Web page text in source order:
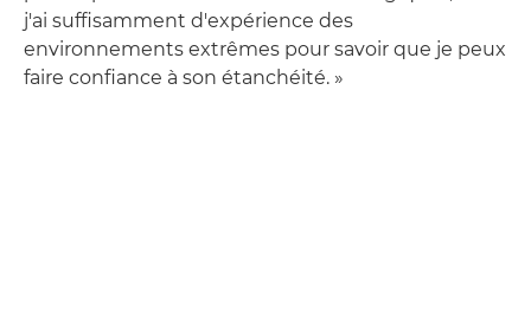
j'ai suffisamment d'expérience des
environnements extrêmes pour savoir que je peux
faire confiance à son étanchéité. »